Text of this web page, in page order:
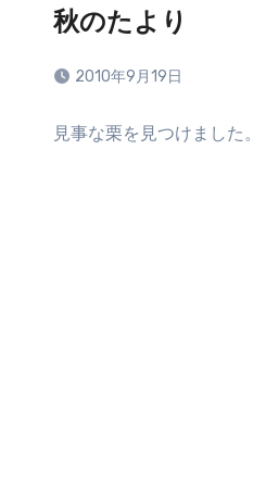
秋のたより
2010年9月19日
メ
見事な栗を見つけました